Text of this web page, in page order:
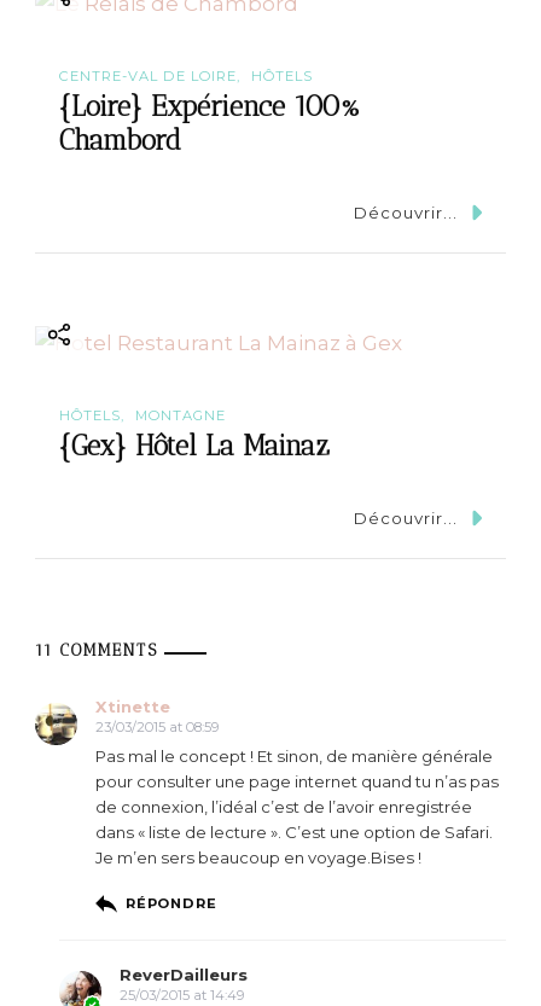
CENTRE-VAL DE LOIRE HÔTELS
{Loire} Expérience 100%
Chambord
Découvrir...
HÔTELS MONTAGNE
{Gex} Hôtel La Mainaz
Découvrir...
11 COMMENTS
Xtinette
23/03/2015 at 08:59
Pas mal le concept ! Et sinon, de manière générale
pour consulter une page internet quand tu n’as pas
de connexion, l’idéal c’est de l’avoir enregistrée
dans « liste de lecture ». C’est une option de Safari.
Je m’en sers beaucoup en voyage.Bises !
RÉPONDRE
ReverDailleurs
25/03/2015 at 14:49